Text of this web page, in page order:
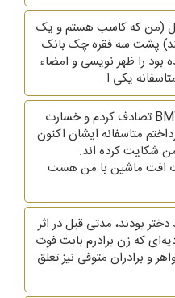
(من که کاسب هستم و یک
پشت سه فقره چک بانک
را ظهر نویسی و امضاء
من مدتی پیش با یه ماشین BMW تصادف کردم و خسارت
متاسفانه ایشان اکنون
شکایت کرده اند.
افت ماشین با من هست
و دارای 2 فرزند دختر بودند، مدتی قبل در اثر
که زن برادرم بابت فوت
و برادران متوفی نیز تعلق